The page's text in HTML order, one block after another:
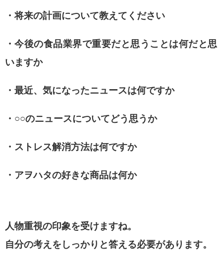
・将来の計画について教えてください
・今後の食品業界で重要だと思うことは何だと思
いますか
・最近、気になったニュースは何ですか
・○○のニュースについてどう思うか
・ストレス解消方法は何ですか
・アヲハタの好きな商品は何か
人物重視の印象を受けますね。
自分の考えをしっかりと答える必要があります。